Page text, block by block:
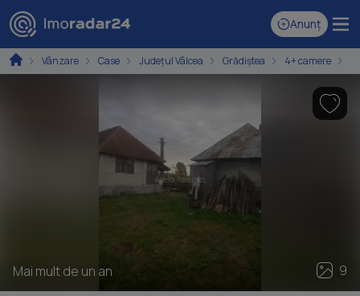
Anunț
Vânzare Case Județul Vâlcea Grădiștea 4+ camere
Mai mult de un an 9